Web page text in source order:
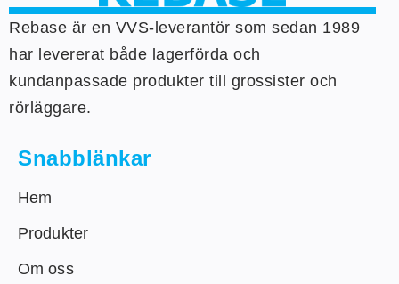
Rebase är en VVS-leverantör som sedan 1989
har levererat både lagerförda och
kundanpassade produkter till grossister och
rörläggare.
Snabblänkar
Hem
Produkter
Om oss